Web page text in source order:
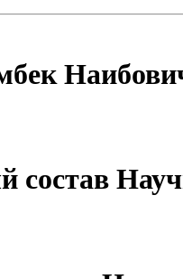
состав